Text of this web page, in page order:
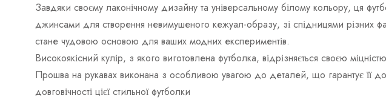
Завдяки своєму лаконічному дизайну та універсальному білому кольору, ця
джинсами для створення невимушеного кежуал-образу, зі спідницями різних
стане чудовою основою для ваших модних експериментів.
Високоякісний кулір, з якого виготовлена ​​футболка, відрізняється своєю
Прошва на рукавах виконана з особливою увагою до деталей, що гарантує її
довговічності цієї стильної футболки